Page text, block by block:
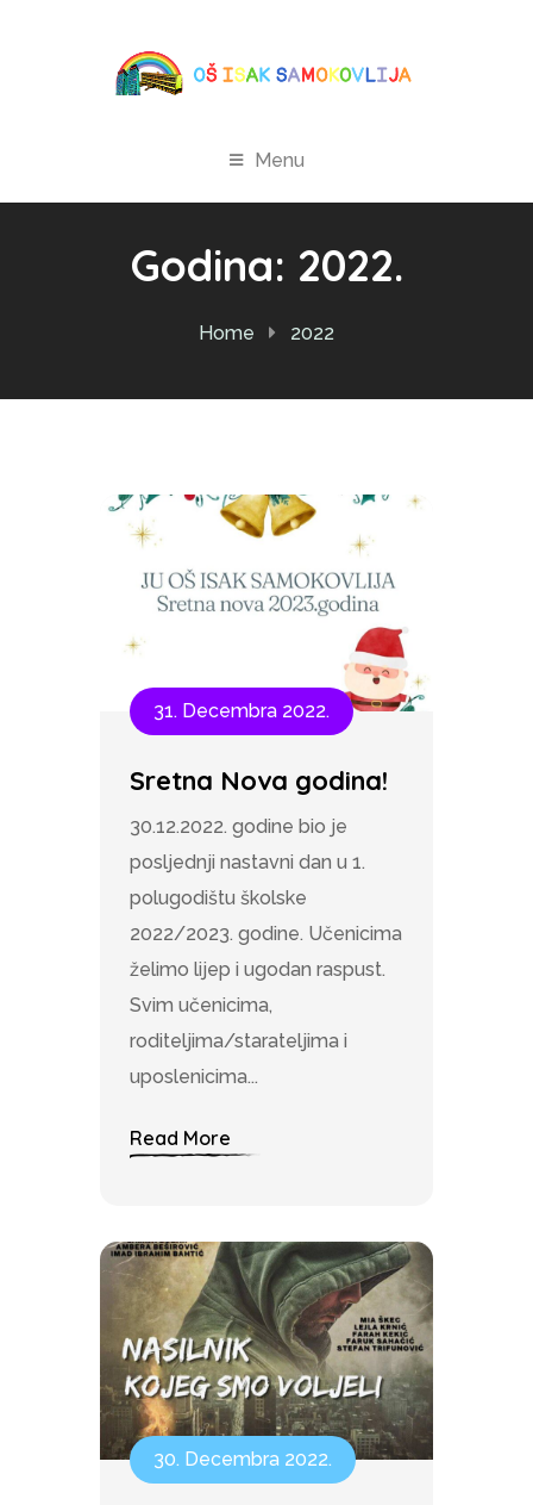
Menu
Godina: 2022.
Home 2022
31. Decembra 2022.
Sretna Nova godina!
30.12.2022. godine bio je
posljednji nastavni dan u 1.
polugodištu školske
2022/2023. godine. Učenicima
želimo lijep i ugodan raspust.
Svim učenicima,
roditeljima/starateljima i
uposlenicima...
Read More
30. Decembra 2022.